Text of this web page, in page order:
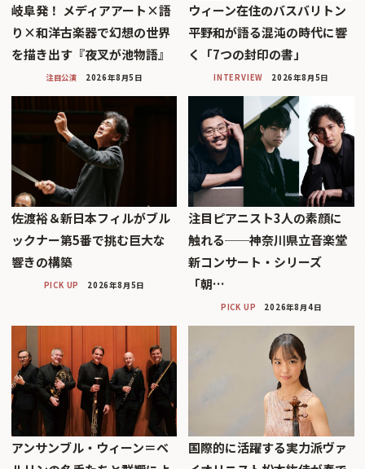
岐阜発！ メディアアート×語
り×和洋古楽器で幻想の世界
を描き出す『夜叉が池物語』
注目公演 2026年8月5日
ウィーン在住のバスバリトン
平野和が語る混沌の時代に響
く「7つの封印の書」
INTERVIEW 2026年8月5日
佐渡裕＆新日本フィルがブル
ックナー第5番で挑む巨大な
響きの構築
PICK UP 2026年8月5日
注目ピアニスト3人の素顔に
触れる──神奈川県立音楽堂
新コンサート・シリーズ
「朝…
PICK UP 2026年8月4日
アンサンブル・ウィーン＝ベ
国際的に活躍する実力派ヴァ